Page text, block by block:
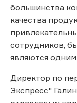
большинства
качества
сотрудников,
являются
Директор по
Экспресс"